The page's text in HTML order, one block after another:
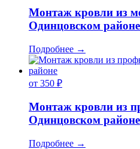
Монтаж кровли из
Одинцовском
Подробнее →
от 350 ₽
Монтаж кровли из
Одинцовском районе
Подробнее →